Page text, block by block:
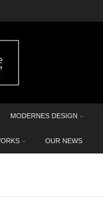
MODERNES DESIGN
OUR NEWS